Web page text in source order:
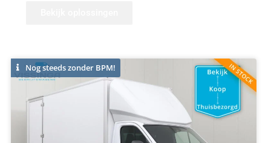
Compleet de weg op
Nog steeds zonder BPM!